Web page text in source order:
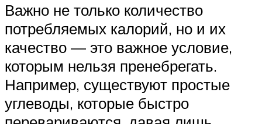
Важно не только количество
потребляемых калорий, но и их
качество — это важное условие,
которым нельзя пренебрегать.
Например, существуют простые
углеводы, которые быстро